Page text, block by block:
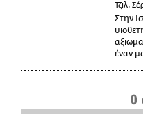
Τζιλ,
Στην
έναν
0